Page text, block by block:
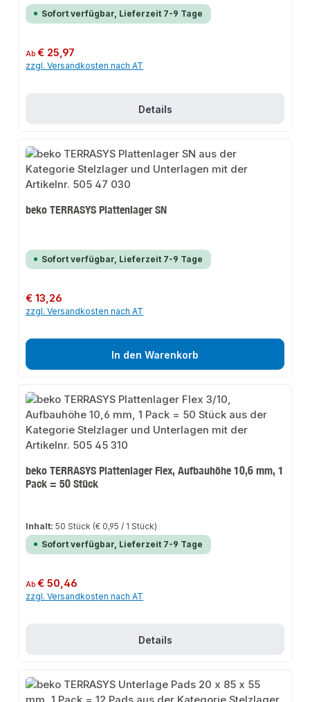
Sofort verfügbar, Lieferzeit 7-9 Tage
Regulärer Preis:
Ab€ 25,97
zzgl. Versandkosten nach AT
Details
beko TERRASYS Plattenlager SN
Sofort verfügbar, Lieferzeit 7-9 Tage
Regulärer Preis:
€ 13,26
zzgl. Versandkosten nach AT
In den Warenkorb
beko TERRASYS Plattenlager Flex, Aufbauhöhe 10,6 mm, 1
Pack = 50 Stück
Inhalt:50 Stück (€ 0,95 / 1 Stück)
Sofort verfügbar, Lieferzeit 7-9 Tage
Regulärer Preis:
Ab€ 50,46
zzgl. Versandkosten nach AT
Details